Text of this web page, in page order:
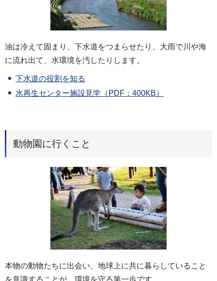
油は冷えて固まり、下水道をつまらせたり、大雨で川や海
に流れ出て、水環境を汚したりします。
下水道の役割を知る
水再生センター施設見学（PDF：400KB）
動物園に行くこと
本物の動物たちに出会い、地球上に共に暮らしていること
を意識することが、環境を守る第一歩です。